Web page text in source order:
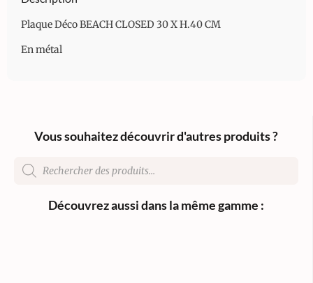
Plaque Déco BEACH CLOSED 30 X H.40 CM
En métal
Vous souhaitez découvrir d'autres produits ?
Découvrez aussi dans la même gamme :